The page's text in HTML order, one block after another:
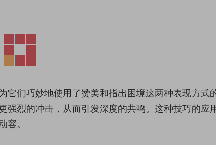
它们巧妙地使用了赞美和指出困境这两种表现方式
强烈的冲击，从而引发深度的共鸣。这种技巧的应
容。